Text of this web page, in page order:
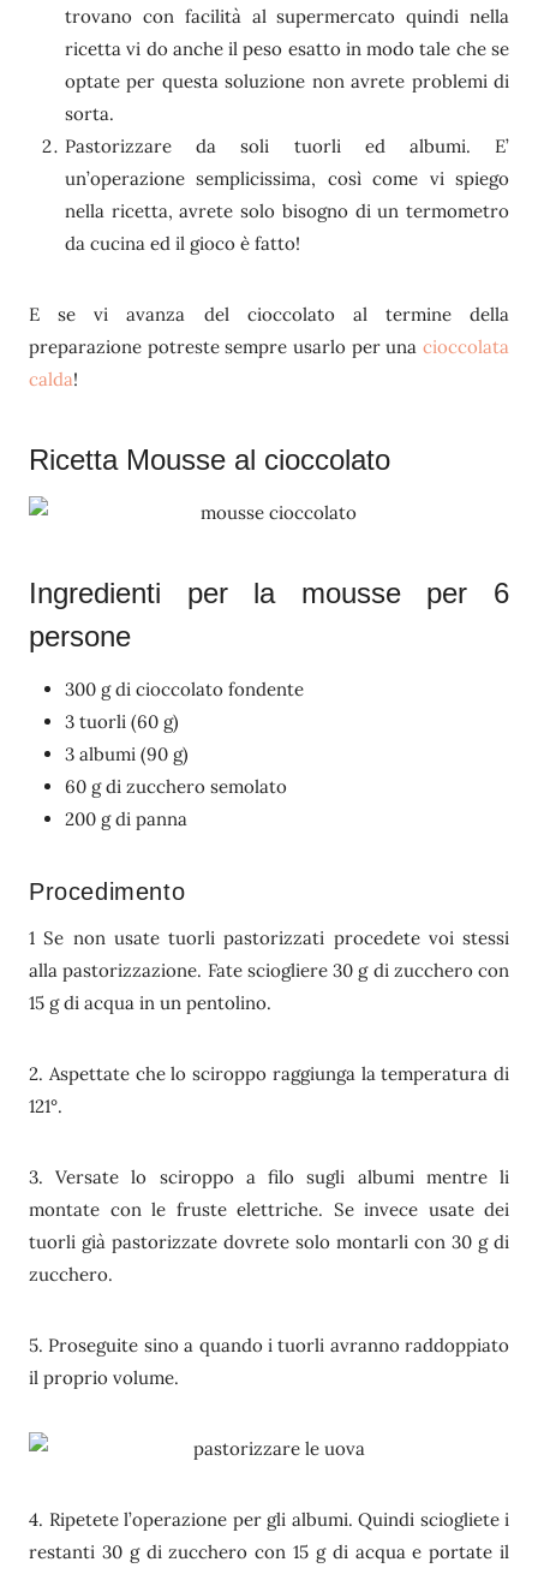
trovano con facilità al supermercato quindi nella
ricetta vi do anche il peso esatto in modo tale che se
optate per questa soluzione non avrete problemi di
sorta.
Pastorizzare da soli tuorli ed albumi. E’
un’operazione semplicissima, così come vi spiego
nella ricetta, avrete solo bisogno di un termometro
da cucina ed il gioco è fatto!
E se vi avanza del cioccolato al termine della
preparazione potreste sempre usarlo per una cioccolata
calda!
Ricetta Mousse al cioccolato
Ingredienti per la mousse per 6
persone
300 g di cioccolato fondente
3 tuorli (60 g)
3 albumi (90 g)
60 g di zucchero semolato
200 g di panna
Procedimento
1 Se non usate tuorli pastorizzati procedete voi stessi
alla pastorizzazione. Fate sciogliere 30 g di zucchero con
15 g di acqua in un pentolino.
2. Aspettate che lo sciroppo raggiunga la temperatura di
121°.
3. Versate lo sciroppo a filo sugli albumi mentre li
montate con le fruste elettriche. Se invece usate dei
tuorli già pastorizzate dovrete solo montarli con 30 g di
zucchero.
5. Proseguite sino a quando i tuorli avranno raddoppiato
il proprio volume.
4. Ripetete l’operazione per gli albumi. Quindi sciogliete i
restanti 30 g di zucchero con 15 g di acqua e portate il